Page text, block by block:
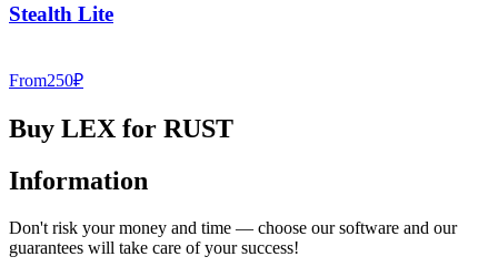
Stealth Lite
From250₽
Buy LEX for RUST
Information
Don't risk your money and time — choose our software and our
guarantees will take care of your success!